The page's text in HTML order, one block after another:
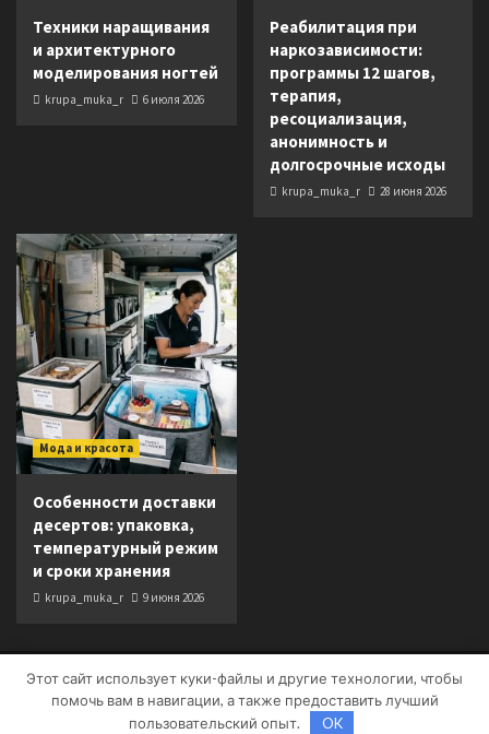
Техники наращивания
и архитектурного
моделирования ногтей
krupa_muka_r 6 июля 2026
Реабилитация при
наркозависимости:
программы 12 шагов,
терапия,
ресоциализация,
анонимность и
долгосрочные исходы
krupa_muka_r 28 июня 2026
Мода и красота
Особенности доставки
десертов: упаковка,
температурный режим
и сроки хранения
krupa_muka_r 9 июня 2026
Copyright © Все права защищены.|CoverNewsот AF
themes.
Этот сайт использует куки-файлы и другие технологии, чтобы
помочь вам в навигации, а также предоставить лучший
пользовательский опыт.
OK